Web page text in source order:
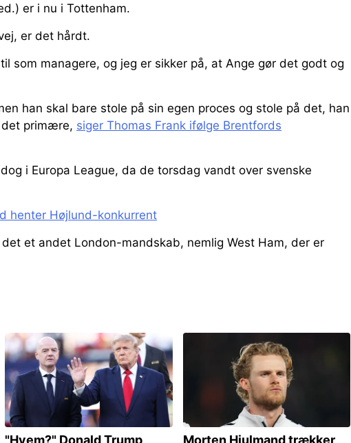
er i nu i Tottenham.
er det hårdt.
som managere, og jeg er sikker på, at Ange gør det godt og
han skal bare stole på sin egen proces og stole på det, han
det primære, siger Thomas Frank ifølge Brentfords
i Europa League, da de torsdag vandt over svenske
henter Højlund-konkurrent
et andet London-mandskab, nemlig West Ham, der er